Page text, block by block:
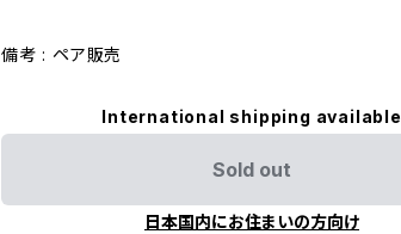
備考 : ペア販売
International shipping available
Sold out
日本国内にお住まいの方向け